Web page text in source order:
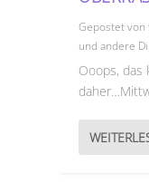
Gepostet von
und andere
Ooops,